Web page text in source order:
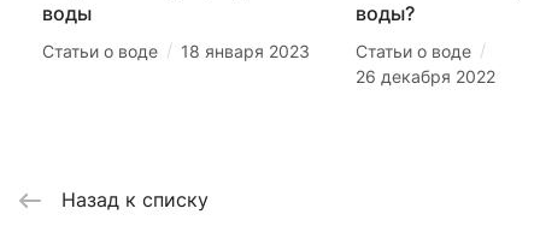
воды
Статьи о воде / 18 января 2023
воды?
Статьи о воде /
26 декабря 2022
Назад к списку